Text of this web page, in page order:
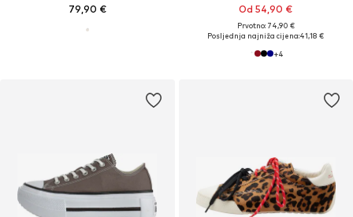
79,90 € Od 54,90 €
Prvotno: 74,90 €
Posljednja najniža cijena:41,18 €
+4